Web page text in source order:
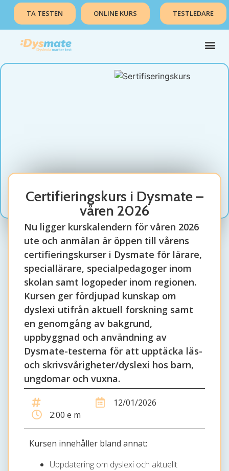
TA TESTEN ONLINE KURS TESTLEDARE
Certifieringskurs i Dysmate –
våren 2026
Nu ligger kurskalendern för våren 2026
ute och anmälan är öppen till vårens
certifieringskurser i Dysmate för lärare,
speciallärare, specialpedagoger inom
skolan samt logopeder inom regionen.
Kursen ger fördjupad kunskap om
dyslexi utifrån aktuell forskning samt
en genomgång av bakgrund,
uppbyggnad och användning av
Dysmate-testerna för att upptäcka läs-
och skrivsvårigheter/dyslexi hos barn,
ungdomar och vuxna.
12/01/2026
2:00 e m
Kursen innehåller bland annat:
Uppdatering om dyslexi och aktuellt